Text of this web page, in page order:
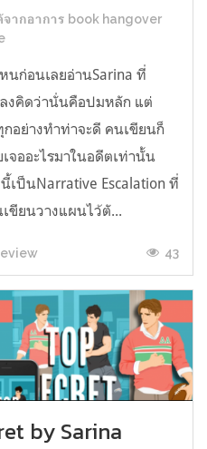
ากอาการ book hangover
นก่อนเลยอ่านSarina ที่
งคิดว่านั่นคือปมหลัก แต่
อย่างทำท่าจะดี คนเขียนก็
จออะไรมาในอดีตเท่านั้น
เป็นNarrative Escalation ที่
ขียนวางแผนไว้ตั...
43
by Sarina